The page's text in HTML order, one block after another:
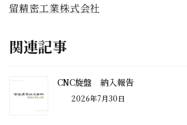
留精密工業株式会社
関連記事
CNC旋盤 納入報告
2026年7月30日